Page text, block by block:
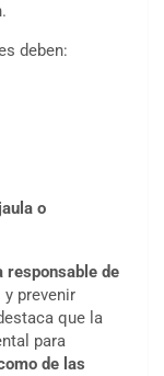
deben:
o
responsable de
prevenir
que la
para
de las